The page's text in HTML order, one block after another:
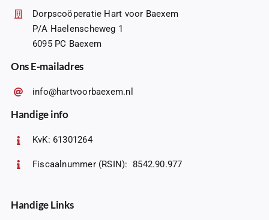
Dorpscoöperatie Hart voor Baexem
P/A Haelenscheweg 1
6095 PC Baexem
Ons E-mailadres
info@hartvoorbaexem.nl
Handige info
KvK: 61301264
Fiscaalnummer (RSIN): 8542.90.977
Handige Links